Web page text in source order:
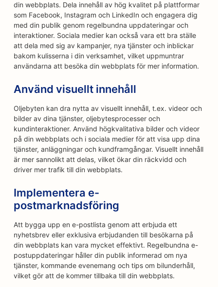
din webbplats. Dela innehåll av hög kvalitet på plattformar
som Facebook, Instagram och LinkedIn och engagera dig
med din publik genom regelbundna uppdateringar och
interaktioner. Sociala medier kan också vara ett bra ställe
att dela med sig av kampanjer, nya tjänster och inblickar
bakom kulisserna i din verksamhet, vilket uppmuntrar
användarna att besöka din webbplats för mer information.
Använd visuellt innehåll
Oljebyten kan dra nytta av visuellt innehåll, t.ex. videor och
bilder av dina tjänster, oljebytesprocesser och
kundinteraktioner. Använd högkvalitativa bilder och videor
på din webbplats och i sociala medier för att visa upp dina
tjänster, anläggningar och kundframgångar. Visuellt innehåll
är mer sannolikt att delas, vilket ökar din räckvidd och
driver mer trafik till din webbplats.
Implementera e-
postmarknadsföring
Att bygga upp en e-postlista genom att erbjuda ett
nyhetsbrev eller exklusiva erbjudanden till besökarna på
din webbplats kan vara mycket effektivt. Regelbundna e-
postuppdateringar håller din publik informerad om nya
tjänster, kommande evenemang och tips om bilunderhåll,
vilket gör att de kommer tillbaka till din webbplats.